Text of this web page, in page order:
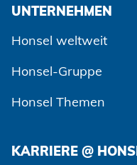
UNTERNEHMEN
Honsel weltweit
Honsel-Gruppe
Honsel Themen
KARRIERE @